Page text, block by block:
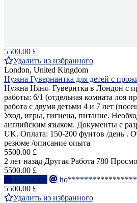
5500.00 £
Удалить из избранного
London, United Kingdom
Нужна Гувернантка для детей с
Нужна Няня- Гувернтка в Лондон с
работы: 6/1 (отдельная комната лоя
работа с двумя детьми 4 и 7 лет
Уход, игры, гигиена, питание.
английским языком. Документы с
UK. Оплата: 150-200 фунтов /день .
резюме /описание опыта
5500.00 £
2 лет назад Другая Работа 780
5500.00 £
Написать
5500.00 £
Удалить из избранного